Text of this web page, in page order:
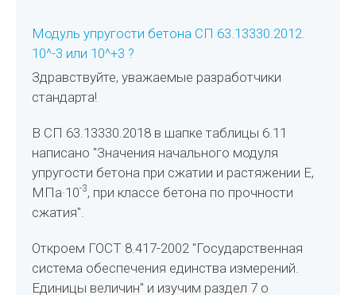
Модуль упругости бетона СП 63.13330.2012.
10^-3 или 10^+3 ?
Здравствуйте, уважаемые разработчики
стандарта!
В СП 63.13330.2018 в шапке таблицы 6.11
написано "Значения начального модуля
упругости бетона при сжатии и растяжении E,
МПа·10-3, при классе бетона по прочности
сжатия".
Откроем ГОСТ 8.417-2002 "Государственная
система обеспечения единства измерений.
Единицы величин" и изучим раздел 7 о